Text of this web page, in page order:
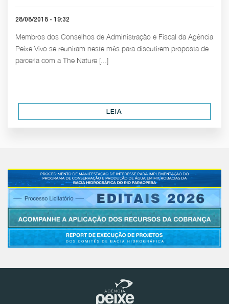
28/08/2018 - 19:32
Membros dos Conselhos de Administração e Fiscal da Agência
Peixe Vivo se reuniram neste mês para discutirem proposta de
parceria com a The Nature [...]
LEIA